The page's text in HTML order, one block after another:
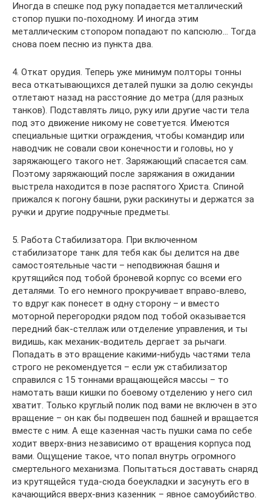
Иногда в спешке под руку попадается металлический
стопор пушки по-походному. И иногда этим
металлическим стопором попадают по капсюлю… Тогда
снова поем песню из пункта два.
4. Откат орудия. Теперь уже минимум полторы тонны
веса откатывающихся деталей пушки за долю секунды
отлетают назад на расстояние до метра (для разных
танков). Подставлять лицо, руку или другие части тела
под это движение никому не советуется. Имеются
специальные щитки ограждения, чтобы командир или
наводчик не совали свои конечности и головы, но у
заряжающего такого нет. Заряжающий спасается сам.
Поэтому заряжающий после заряжания в ожидании
выстрела находится в позе распятого Христа. Спиной
прижался к погону башни, руки раскинуты и держатся за
ручки и другие подручные предметы.
5. Работа Стабилизатора. При включенном
стабилизаторе танк для тебя как бы делится на две
самостоятельные части – неподвижная башня и
крутящийся под тобой броневой корпус со всеми его
деталями. То его немного прокручивает вправо-влево,
то вдруг как понесет в одну сторону – и вместо
моторной перегородки рядом под тобой оказывается
передний бак-стеллаж или отделение управления, и ты
видишь, как механик-водитель дергает за рычаги.
Попадать в это вращение какими-нибудь частями тела
строго не рекомендуется – если уж стабилизатор
справился с 15 тоннами вращающейся массы – то
намотать ваши кишки по боевому отделению у него сил
хватит. Только круглый полик под вами не включен в это
вращение – он как бы подвешен под башней и вращается
вместе с ним. А еще казенная часть пушки сама по себе
ходит вверх-вниз независимо от вращения корпуса под
вами. Ощущение такое, что попал внутрь огромного
смертельного механизма. Попытаться доставать снаряд
из крутящейся туда-сюда боеукладки и засунуть его в
качающийся вверх-вниз казенник – явное самоубийство.